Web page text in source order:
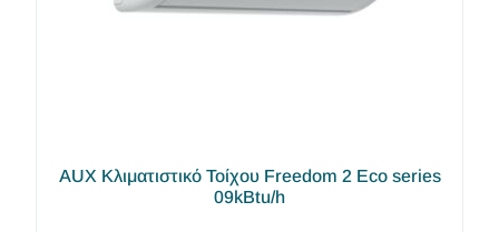
AUX Κλιματιστικό Τοίχου Freedom 2 Eco series
09kBtu/h